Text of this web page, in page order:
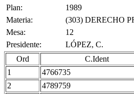
Plan:
1989
Materia:
(303) DERECHO
Mesa:
12
Presidente:
LÓPEZ, C.
Ord
C.Ident
1
4766735
2 4789759